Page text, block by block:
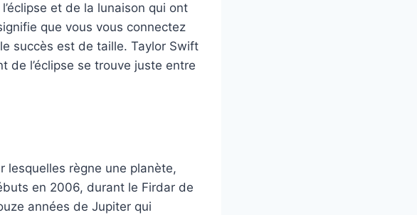
et de la lunaison qui ont
que vous vous connectez
succès est de taille. Taylor Swift
de l’éclipse se trouve juste entre
lesquelles règne une planète,
en 2006, durant le Firdar de
années de Jupiter qui